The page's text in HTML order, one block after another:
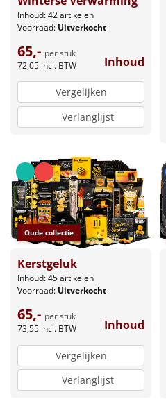
Inhoud: 42 artikelen
Voorraad: Uitverkocht
65,- per stuk
72,05 incl. BTW Inhoud
Vergelijken
Verlanglijst
Oude collectie
Kerstgeluk
Inhoud: 45 artikelen
Voorraad: Uitverkocht
65,- per stuk
73,55 incl. BTW Inhoud
Vergelijken
Verlanglijst